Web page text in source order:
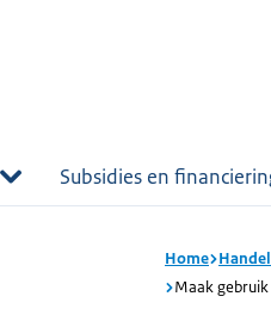
Subsidies en
Home
Maak